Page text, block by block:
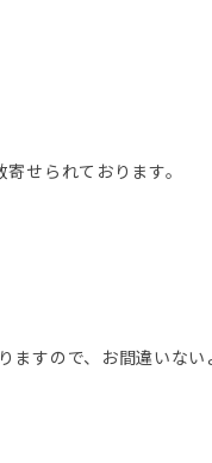
せられております。
ますので、お間違いない